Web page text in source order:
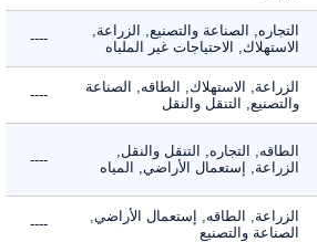
التجاره, الصناعة والتصنيع, الزراعة,
الاستهلاك, الاحتياجات غير الملباه
----
الزراعة, الاستهلاك, الطاقه, الصناعة
والتصنيع, التنقل والنقل
----
الطاقه, التجاره, التنقل والنقل,
الزراعة, إستعمال الأراضي, المياه
----
الزراعة, الطاقه, إستعمال الأراضي,
الصناعة والتصنيع
----